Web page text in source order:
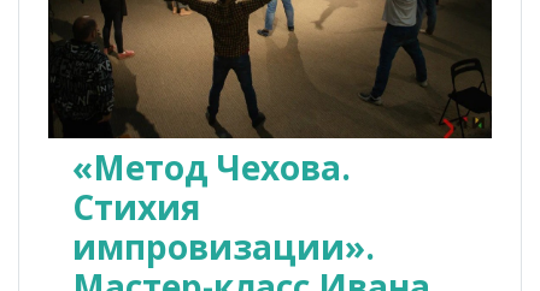
«Метод Чехова.
Стихия
импровизации».